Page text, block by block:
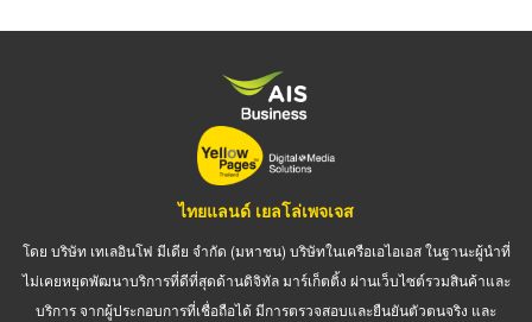
ไทยแลนด์ เยลโล่เพจเจส
โดย บริษัท เทเลอินโฟ มีเดีย จำกัด (มหาชน) บริษัทในเครือเอไอเอส ในฐานะผู้นำที่
ไม่เคยหยุดพัฒนาบริการที่ดีที่สุดด้านดิจิทัล มาร์เก็ตติ้ง ผ่านเว็บไซต์รวมสินค้าและ
บริการ จากผู้ประกอบการที่เชื่อถือได้ มีการตรวจสอบและยืนยันตัวตนจริง และ